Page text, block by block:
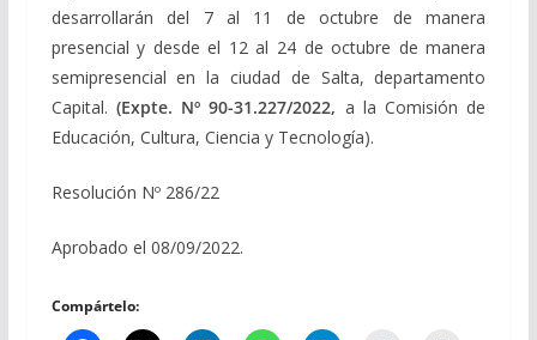
desarrollarán del 7 al 11 de octubre de manera
presencial y desde el 12 al 24 de octubre de manera
semipresencial en la ciudad de Salta, departamento
Capital. (Expte. Nº 90-31.227/2022, a la Comisión de
Educación, Cultura, Ciencia y Tecnología).
Resolución Nº 286/22
Aprobado el 08/09/2022.
Compártelo: